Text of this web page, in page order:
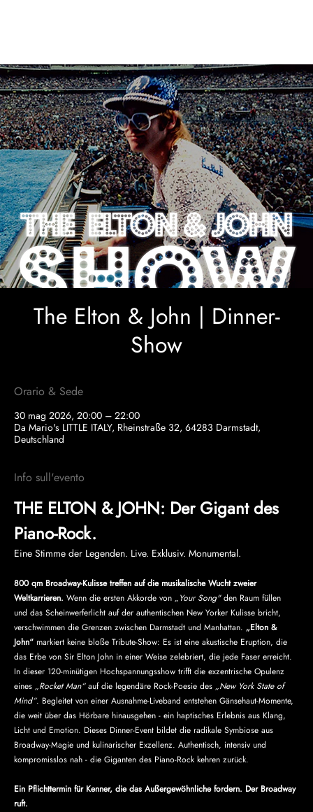
The Elton & John | Dinner-
Show
Orario & Sede
30 mag 2026, 20:00 – 22:00
Da Mario's LITTLE ITALY, Rheinstraße 32, 64283 Darmstadt,
Deutschland
Info sull'evento
THE ELTON & JOHN: Der Gigant des
Piano-Rock.
Eine Stimme der Legenden. Live. Exklusiv. Monumental.
800 qm Broadway-Kulisse treffen auf die musikalische Wucht zweier
Weltkarrieren. Wenn die ersten Akkorde von „Your Song" den Raum füllen
und das Scheinwerferlicht auf der authentischen New Yorker Kulisse bricht,
verschwimmen die Grenzen zwischen Darmstadt und Manhattan. „Elton &
John“ markiert keine bloße Tribute-Show: Es ist eine akustische Eruption, die
das Erbe von Sir Elton John in einer Weise zelebriert, die jede Faser erreicht.
In dieser 120-minütigen Hochspannungsshow trifft die exzentrische Opulenz
eines „Rocket Man“ auf die legendäre Rock-Poesie des „New York State of
Mind“. Begleitet von einer Ausnahme-Liveband entstehen Gänsehaut-Momente,
die weit über das Hörbare hinausgehen - ein haptisches Erlebnis aus Klang,
Licht und Emotion. Dieses Dinner-Event bildet die radikale Symbiose aus
Broadway-Magie und kulinarischer Exzellenz. Authentisch, intensiv und
kompromisslos nah - die Giganten des Piano-Rock kehren zurück.
Ein Pflichttermin für Kenner, die das Außergewöhnliche fordern. Der Broadway
ruft.